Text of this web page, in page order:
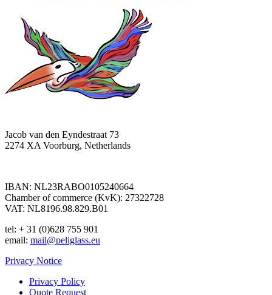
Jacob van den Eyndestraat 73
2274 XA Voorburg, Netherlands
IBAN: NL23RABO0105240664
Chamber of commerce (KvK): 27322728
VAT: NL8196.98.829.B01
tel: + 31 (0)628 755 901
email: mail@peliglass.eu
Privacy Notice
Privacy Policy
Quote Request